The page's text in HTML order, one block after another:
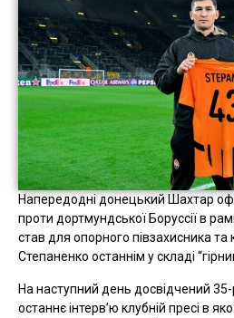
Напередодні донецький Шахтар
проти дортмундської Боруссії в
став для опорного півзахисника
Степаненко останнім у складі
На наступний день досвідчений
останнє інтерв’ю клубній пресі в